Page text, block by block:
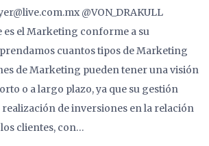
@VON_DRAKULL
es el Marketing conforme a su
cuantos tipos de Marketing
de Marketing pueden tener una visión
o a largo plazo, ya que su gestión
de inversiones en la relación
clientes, con…